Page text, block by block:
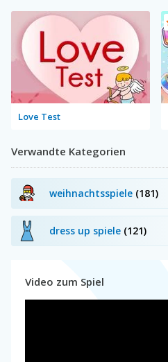
Love Test
Verwandte Kategorien
weihnachtsspiele (181)
dress up spiele (121)
Video zum Spiel